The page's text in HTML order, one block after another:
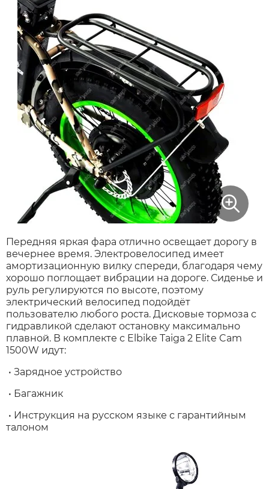
Передняя яркая фара отлично освещает дорогу в
вечернее время. Электровелосипед имеет
амортизационную вилку спереди, благодаря чему
хорошо поглощает вибрации на дороге. Сиденье и
руль регулируются по высоте, поэтому
электрический велосипед подойдёт
пользователю любого роста. Дисковые тормоза с
гидравликой сделают остановку максимально
плавной. В комплекте с Elbike Taiga 2 Elite Cam
1500W идут:
• Зарядное устройство
• Багажник
• Инструкция на русском языке с гарантийным
талоном